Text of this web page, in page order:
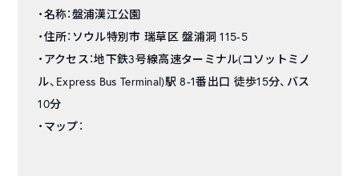
・名称：盤浦漢江公園
・住所：ソウル特別市 瑞草区 盤浦洞 115-5
・アクセス：地下鉄3号線高速ターミナル(コソットミノ
ル、Express Bus Terminal)駅 8-1番出口 徒歩15分、バス
10分
・マップ：